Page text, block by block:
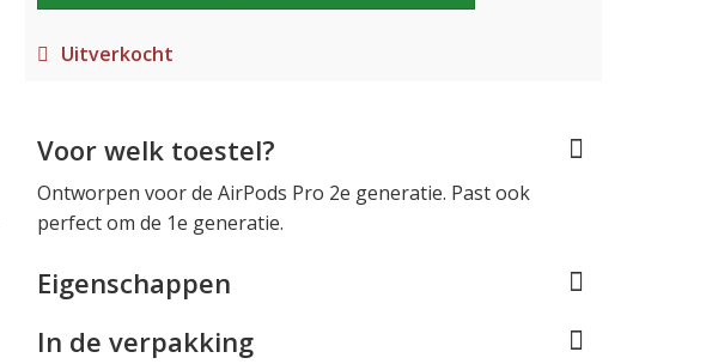
Uitverkocht
Voor welk toestel?
Ontworpen voor de AirPods Pro 2e generatie. Past ook
perfect om de 1e generatie.
Eigenschappen
In de verpakking